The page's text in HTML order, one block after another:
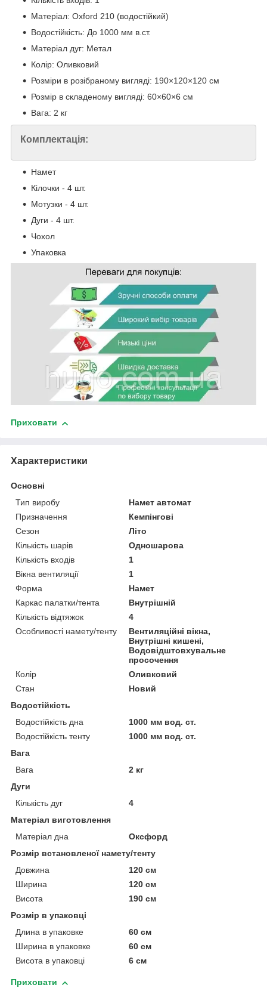
Матеріал: Oxford 210 (водостійкий)
Водостійкість: До 1000 мм в.ст.
Матеріал дуг: Метал
Колір: Оливковий
Розміри в розібраному вигляді: 190×120×120 см
Розмір в складеному вигляді: 60×60×6 см
Вага: 2 кг
Комплектація:
Намет
Кілочки - 4 шт.
Мотузки - 4 шт.
Дуги - 4 шт.
Чохол
Упаковка
Приховати
Характеристики
Основні
Тип виробу
Намет автомат
Призначення
Кемпінгові
Сезон
Літо
Кількість шарів
Одношарова
Кількість входів
1
Вікна вентиляції
1
Форма
Намет
Каркас палатки/тента
Внутрішній
Кількість відтяжок
4
Особливості намету/тенту
Вентиляційні вікна,
Внутрішні кишені,
Водовідштовхувальне
просочення
Колір
Оливковий
Стан
Новий
Водостійкість
Водостійкість дна
1000 мм вод. ст.
Водостійкість тенту
1000 мм вод. ст.
Вага
Вага
2 кг
Дуги
Кількість дуг
4
Матеріал виготовлення
Матеріал дна
Оксфорд
Розмір встановленої намету/тенту
Довжина
120 см
Ширина
120 см
Висота
190 см
Розмір в упаковці
Длина в упаковке
60 см
Ширина в упаковке
60 см
Висота в упаковці
6 см
Приховати